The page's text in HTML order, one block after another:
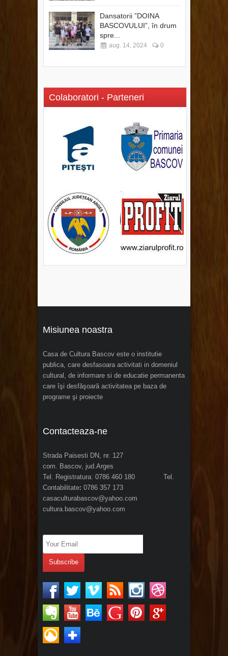
Dansatorii ”DOINA
BASCOVULUI”, în drum
spre...
aug. 14, 2024 0
Colaboratori - Parteneri
Misiunea noastra
Casa de Cultura Bascov este o institutie
publica, care desfasoara activitati in domeniul
cultural, de informare si de educatie permanenta
care îşi desfăşoară activitatea pe baza de
programe şi proiecte
Contacteaza-ne
Strada Paisesti DN, nr. 127
com. Bascov, jud.Arges
Tel. Registratura: 0786 460 180 Tel.
Contabilitate: 0786 357 173
casaculturabascov@yahoo.com
cultura.bascov@yahoo.com